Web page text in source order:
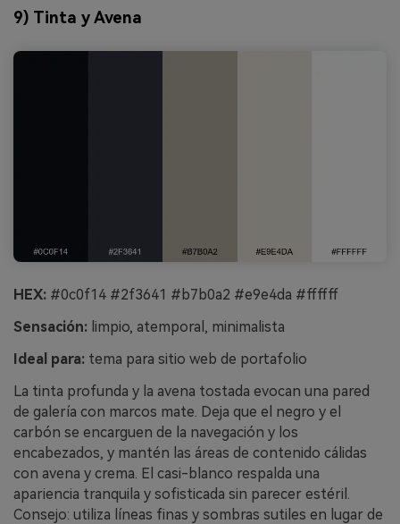
9) Tinta y Avena
HEX: #0c0f14 #2f3641 #b7b0a2 #e9e4da #ffffff
Sensación: limpio, atemporal, minimalista
Ideal para: tema para sitio web de portafolio
La tinta profunda y la avena tostada evocan una pared
de galería con marcos mate. Deja que el negro y el
carbón se encarguen de la navegación y los
encabezados, y mantén las áreas de contenido cálidas
con avena y crema. El casi-blanco respalda una
apariencia tranquila y sofisticada sin parecer estéril.
Consejo: utiliza líneas finas y sombras sutiles en lugar de